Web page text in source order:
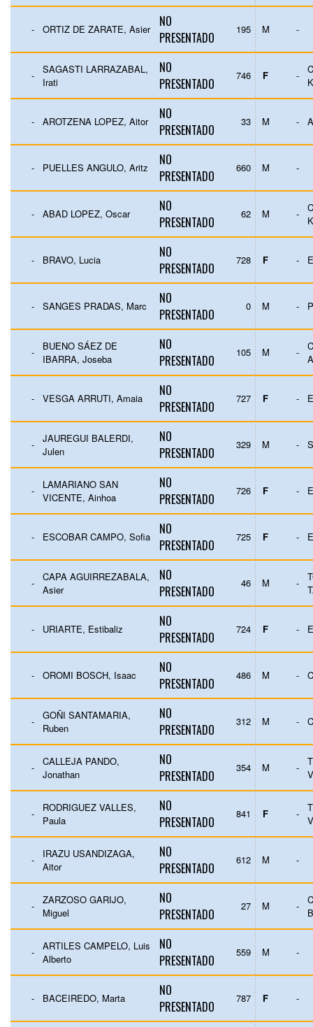
- ORTIZ DE ZARATE, Asier
NO
PRESENTADO
195 M -
-
SAGASTI LARRAZABAL,
Irati
NO
PRESENTADO
746 F -
- AROTZENA LOPEZ, Aitor
NO
PRESENTADO
33 M -
- PUELLES ANGULO, Aritz
NO
PRESENTADO
660 M -
- ABAD LOPEZ, Oscar
NO
PRESENTADO
62 M -
- BRAVO, Lucia
NO
PRESENTADO
728 F -
- SANGES PRADAS, Marc
NO
PRESENTADO
0 M -
-
BUENO SÁEZ DE
IBARRA, Joseba
NO
PRESENTADO
105 M -
- VESGA ARRUTI, Amaia
NO
PRESENTADO
727 F -
-
JAUREGUI BALERDI,
Julen
NO
PRESENTADO
329 M -
-
LAMARIANO SAN
VICENTE, Ainhoa
NO
PRESENTADO
726 F -
- ESCOBAR CAMPO, Sofia
NO
PRESENTADO
725 F -
-
CAPA AGUIRREZABALA,
Asier
NO
PRESENTADO
46 M -
- URIARTE, Estibaliz
NO
PRESENTADO
724 F -
- OROMI BOSCH, Isaac
NO
PRESENTADO
486 M -
-
GOÑI SANTAMARIA,
Ruben
NO
PRESENTADO
312 M -
-
CALLEJA PANDO,
Jonathan
NO
PRESENTADO
354 M -
-
RODRIGUEZ VALLES,
Paula
NO
PRESENTADO
841 F -
-
IRAZU USANDIZAGA,
Aitor
NO
PRESENTADO
612 M -
-
ZARZOSO GARIJO,
Miguel
NO
PRESENTADO
27 M -
-
ARTILES CAMPELO, Luis
Alberto
NO
PRESENTADO
559 M -
- BACEIREDO, Marta
NO
PRESENTADO
787 F -